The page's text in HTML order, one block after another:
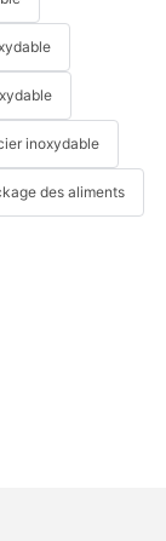
inoxydable
des aliments